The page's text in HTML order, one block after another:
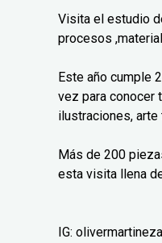
Visita el estudio
procesos
Este año cumple
vez para conocer
ilustraciones,
Más de 200
esta visita llena
IG: